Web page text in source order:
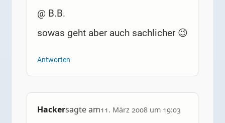
@ B.B.
sowas geht aber auch sachlicher 😉
Antworten
Hackersagte am11. März 2008 um 19:03